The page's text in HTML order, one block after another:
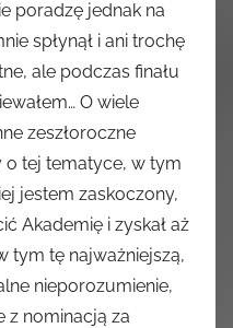
poradzę jednak na
spłynął i ani trochę
ale podczas finału
O wiele
zeszłoroczne
tej tematyce, w tym
jestem zaskoczony,
Akademię i zyskał aż
tym tę najważniejszą,
nieporozumienie,
z nominacją za